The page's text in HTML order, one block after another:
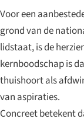
Voor een
grond van de
lidstaat, is de
kernboodschap is
thuishoort als
van aspiraties.
Concreet betekent